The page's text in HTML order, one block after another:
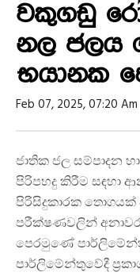
වකුගඩු
නල ජලය
භයානක
Feb 07, 2025, 07:20 Am
ජාතික ජල සම්පාදන
පිරිපහදු කිරීම සඳහා
පිරිසිදුකාරක තොගයක්
පරීක්ෂණවලින්
පෙරමුණේ
පාර්ලිමේන්තුවේදී